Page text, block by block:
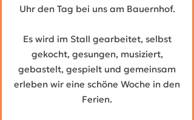
Uhr den Tag bei uns am Bauernhof.
Es wird im Stall gearbeitet, selbst
gekocht, gesungen, musiziert,
gebastelt, gespielt und gemeinsam
erleben wir eine schöne Woche in den
Ferien.